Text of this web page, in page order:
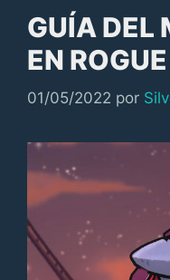
GUÍA DEL
EN
01/05/2022 por